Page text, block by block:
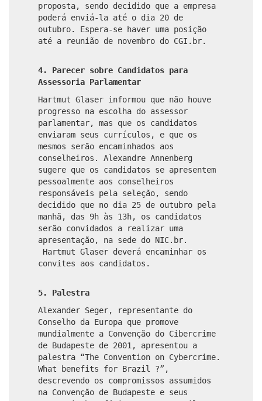
proposta, sendo decidido que a empresa
poderá enviá-la até o dia 20 de
outubro. Espera-se haver uma posição
até a reunião de novembro do CGI.br.
4. Parecer sobre Candidatos para
Assessoria Parlamentar
Hartmut Glaser informou que não houve
progresso na escolha do assessor
parlamentar, mas que os candidatos
enviaram seus currículos, e que os
mesmos serão encaminhados aos
conselheiros. Alexandre Annenberg
sugere que os candidatos se apresentem
pessoalmente aos conselheiros
responsáveis pela seleção, sendo
decidido que no dia 25 de outubro pela
manhã, das 9h às 13h, os candidatos
serão convidados a realizar uma
apresentação, na sede do NIC.br.
Hartmut Glaser deverá encaminhar os
convites aos candidatos.
5. Palestra
Alexander Seger, representante do
Conselho da Europa que promove
mundialmente a Convenção do Cibercrime
de Budapeste de 2001, apresentou a
palestra “The Convention on Cybercrime.
What benefits for Brazil ?”,
descrevendo os compromissos assumidos
na Convenção de Budapeste e seus